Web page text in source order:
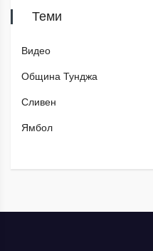
Теми
Видео
Община Тунджа
Сливен
Ямбол